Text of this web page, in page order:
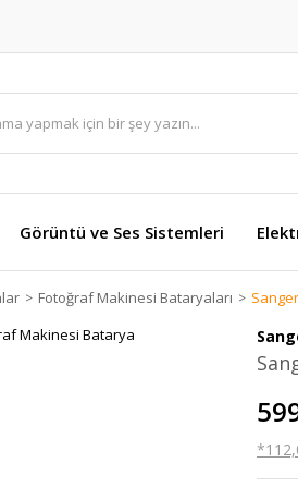
Görüntü ve Ses Sistemleri
Fotoğraf Makinesi Bataryaları